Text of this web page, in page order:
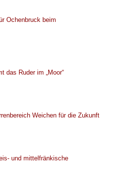
Ochenbruck beim
das Ruder im „Moor“
Weichen für die Zukunft
und mittelfränkische